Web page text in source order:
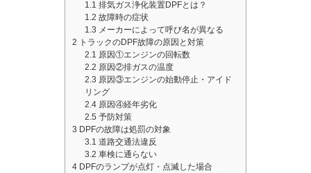
1.1 排気ガス浄化装置DPFとは？
1.2 故障時の症状
1.3 メーカーによって呼び名が異なる
2 トラックのDPF故障の原因と対策
2.1 原因①エンジンの回転数
2.2 原因②排ガスの温度
2.3 原因③エンジンの始動停止・アイド
リング
2.4 原因④経年劣化
2.5 予防対策
3 DPFの故障は処罰の対象
3.1 道路交通法違反
3.2 車検に通らない
4 DPFのランプが点灯・点滅した場合